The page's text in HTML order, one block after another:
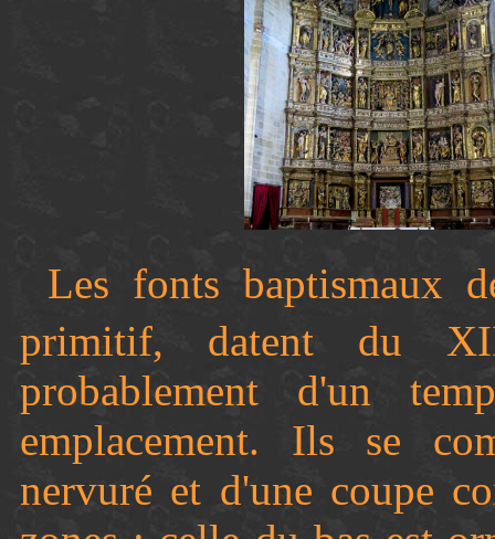
Les fonts baptismaux
primitif, datent du
probablement d'un
emplacement. Ils se
nervuré et d'une coupe